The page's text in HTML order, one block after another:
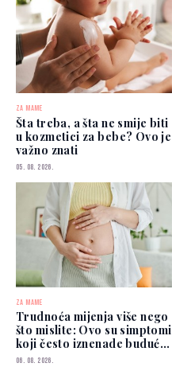
ZA MAME
Šta treba, a šta ne smije biti
u kozmetici za bebe? Ovo je
važno znati
05. 08. 2026.
ZA MAME
Trudnoća mijenja više nego
što mislite: Ovo su simptomi
koji često iznenade buduće
mame
06. 08. 2026.